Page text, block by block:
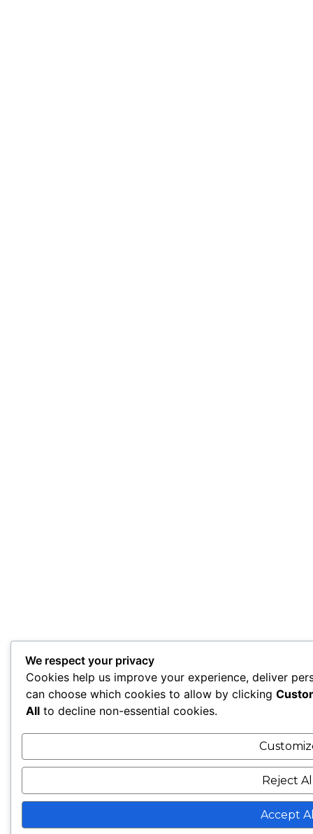
We respect your privacy
Cookies help us improve your experience, deliver
can choose which cookies to allow by clicking
All to decline non-essential cookies.
Reject
Accept